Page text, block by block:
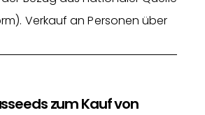
Verkauf an Personen über
zum Kauf von